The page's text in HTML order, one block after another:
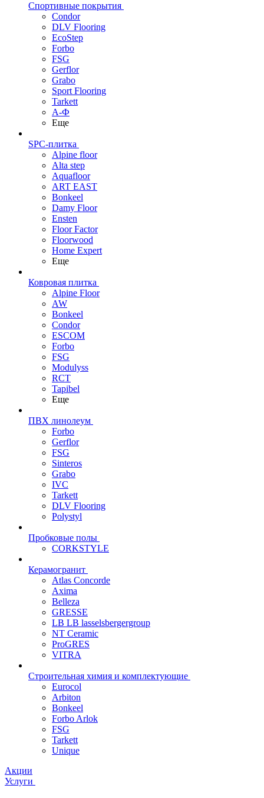
Спортивные покрытия
Condor
DLV Flooring
EcoStep
Forbo
FSG
Gerflor
Grabo
Sport Flooring
Tarkett
А-Ф
Еще
SPC-плитка
Alpine floor
Alta step
Aquafloor
ART EAST
Bonkeel
Damy Floor
Ensten
Floor Factor
Floorwood
Home Expert
Еще
Ковровая плитка
Alpine Floor
AW
Bonkeel
Condor
ESCOM
Forbo
FSG
Modulyss
RCT
Tapibel
Еще
ПВХ линолеум
Forbo
Gerflor
FSG
Sinteros
Grabo
IVC
Tarkett
DLV Flooring
Polystyl
Пробковые полы
CORKSTYLE
Керамогранит
Atlas Concorde
Axima
Belleza
GRESSE
LB LB lasselsbergergroup
NT Ceramic
ProGRES
VITRA
Строительная химия и комплектующие
Eurocol
Arbiton
Bonkeel
Forbo Arlok
FSG
Tarkett
Unique
Акции
Услуги